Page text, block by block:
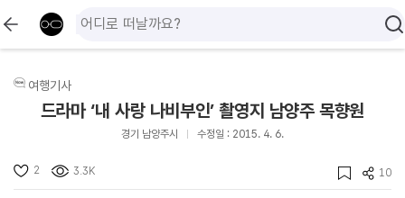
여행기사
드라마 ‘내 사랑 나비부인’ 촬영지 남양주 목향원
경기 남양주시 수정일 : 2015. 4. 6.
2 3.3K 10